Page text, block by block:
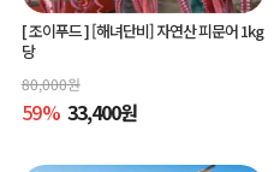
[ 조이푸드 ][해녀단비] 자연산 피문어 1kg
당
80,000원
59% 33,400원